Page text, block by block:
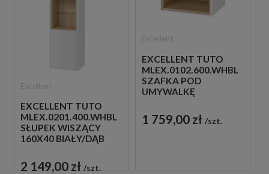
EXCELLENT TUTO
MLEX.0201.400.WHBL
SŁUPEK WISZĄCY
160X40 BIAŁY/DĄB
2 149,00 zł szt.
EXCELLENT TUTO
MLEX.0102.600.WHBL
SZAFKA POD
UMYWALKĘ
BIAŁA/DĄB
1 759,00 zł szt.